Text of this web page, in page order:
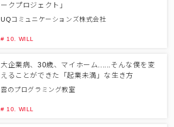
ークプロジェクト」
UQコミュニケーションズ株式会社
# 10. WILL
大企業病、30歳、マイホーム......そんな僕を変
えることができた「起業未満」な生き方
雲のプログラミング教室
# 10. WILL